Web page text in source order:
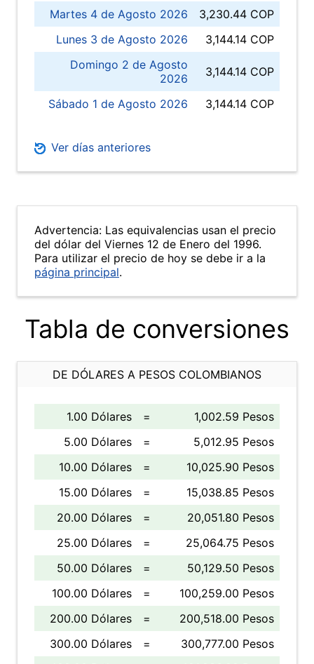
Martes 4 de Agosto 2026
3,230.44 COP
Lunes 3 de Agosto 2026
3,144.14 COP
Domingo 2 de Agosto
2026
3,144.14 COP
Sábado 1 de Agosto 2026 3,144.14 COP
Ver días anteriores
Advertencia: Las equivalencias usan el precio
del dólar del Viernes 12 de Enero del 1996.
Para utilizar el precio de hoy se debe ir a la
página principal.
Tabla de conversiones
DE DÓLARES A PESOS COLOMBIANOS
1.00 Dólares =
1,002.59 Pesos
5.00 Dólares
=
5,012.95 Pesos
10.00 Dólares
=
10,025.90 Pesos
15.00 Dólares
=
15,038.85 Pesos
20.00 Dólares
=
20,051.80 Pesos
25.00 Dólares
=
25,064.75 Pesos
50.00 Dólares
=
50,129.50 Pesos
100.00 Dólares
=
100,259.00 Pesos
200.00 Dólares
=
200,518.00 Pesos
300.00 Dólares
=
300,777.00 Pesos